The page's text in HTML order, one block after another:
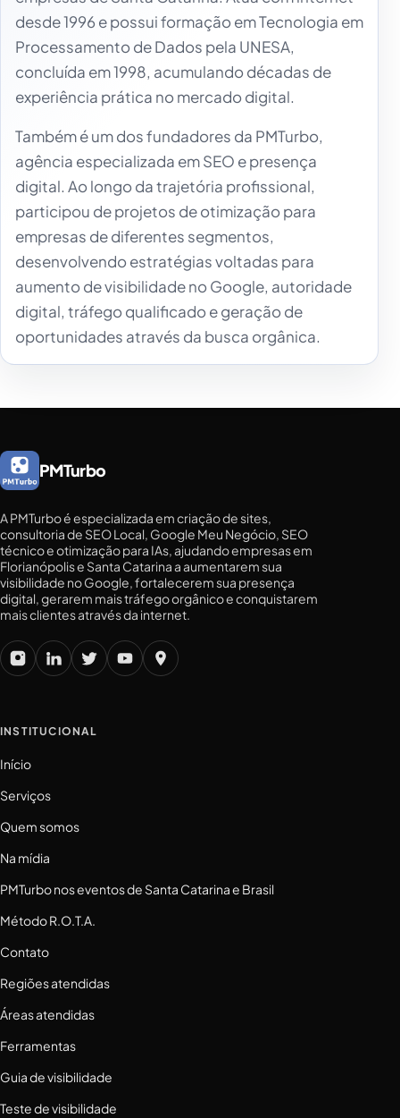
desde 1996 e possui formação em Tecnologia em
Processamento de Dados pela UNESA,
concluída em 1998, acumulando décadas de
experiência prática no mercado digital.
Também é um dos fundadores da PMTurbo,
agência especializada em SEO e presença
digital. Ao longo da trajetória profissional,
participou de projetos de otimização para
empresas de diferentes segmentos,
desenvolvendo estratégias voltadas para
aumento de visibilidade no Google, autoridade
digital, tráfego qualificado e geração de
oportunidades através da busca orgânica.
PMTurbo
A PMTurbo é especializada em criação de sites,
consultoria de SEO Local, Google Meu Negócio, SEO
técnico e otimização para IAs, ajudando empresas em
Florianópolis e Santa Catarina a aumentarem sua
visibilidade no Google, fortalecerem sua presença
digital, gerarem mais tráfego orgânico e conquistarem
mais clientes através da internet.
INSTITUCIONAL
Início
Serviços
Quem somos
Na mídia
PMTurbo nos eventos de Santa Catarina e Brasil
Método R.O.T.A.
Contato
Regiões atendidas
Áreas atendidas
Ferramentas
Guia de visibilidade
Teste de visibilidade